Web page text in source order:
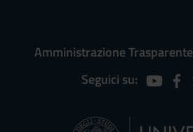
Amministrazione Trasparente
Seguici su: